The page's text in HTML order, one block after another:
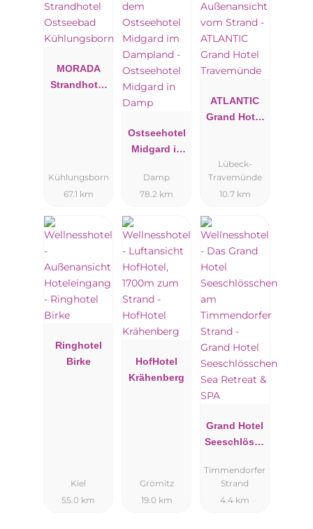
MORADA
Strandhotel
Kühlungsborn
67.1 km
Ostseehotel
Midgard in
Damp
78.2 km
ATLANTIC
Grand Hotel
Lübeck-
Travemünde
10.7 km
Ringhotel
Birke
Kiel
55.0 km
HofHotel
Krähenberg
Grömitz
19.0 km
Grand Hotel
Seeschlössc
Retreat &
SPA
Timmendorfer
Strand
4.4 km